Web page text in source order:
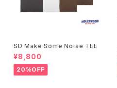
SD Make Some Noise TEE
¥8,800
20%OFF